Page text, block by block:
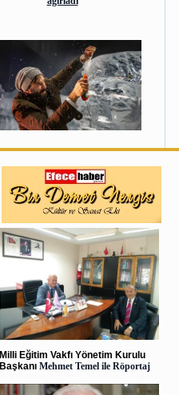
Milli Eğitim Vakfı Yönetim Kurulu
Başkanı Mehmet Temel ile Röportaj